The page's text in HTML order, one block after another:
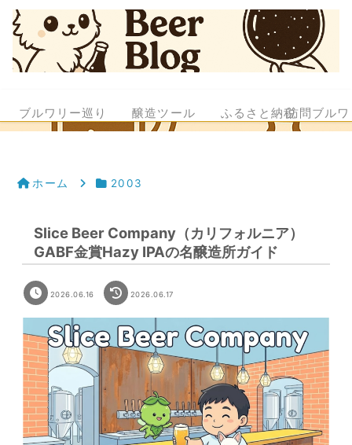
ブルワリー巡り 醸造ツール ふるさと納税訪問ブル
ホーム 2003
Slice Beer Company（カリフォルニア）
GABF金賞Hazy IPAの名醸造所ガイド
2026.06.16 2026.06.17